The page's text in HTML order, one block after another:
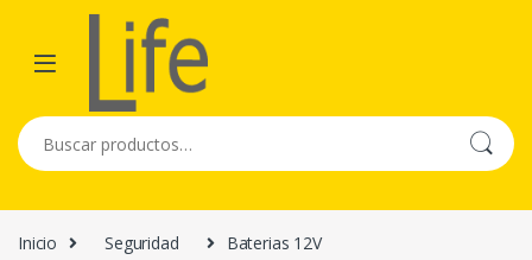
Skip to navigation
Skip to content
Buscar por:
Inicio Seguridad Baterias 12V